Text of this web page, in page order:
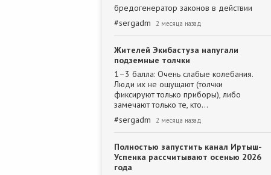
бредогенератор законов в действии
#sergadm 2 месяца назад
Жителей Экибастуза напугали
подземные толчки
1–3 балла: Очень слабые колебания.
Люди их не ощущают (толчки
фиксируют только приборы), либо
замечают только те, кто…
#sergadm 2 месяца назад
Полностью запустить канал Иртыш-
Успенка рассчитывают осенью 2026
года